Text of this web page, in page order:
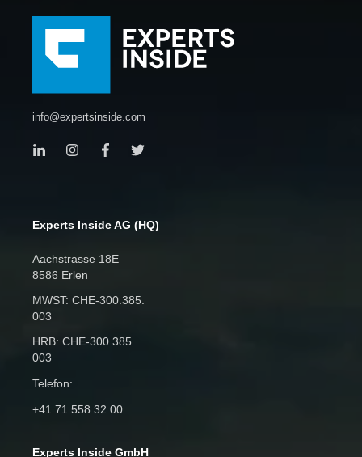
info@expertsinside.com
Experts Inside AG (HQ)
Aachstrasse 18E
8586 Erlen
MWST: CHE‑300.385.
003
HRB: CHE‑300.385.
003
Telefon:
+41 71 558 32 00
Experts Inside GmbH